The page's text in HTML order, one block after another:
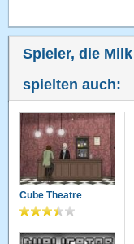
Spieler, die
spielten auch:
Cube Theatre